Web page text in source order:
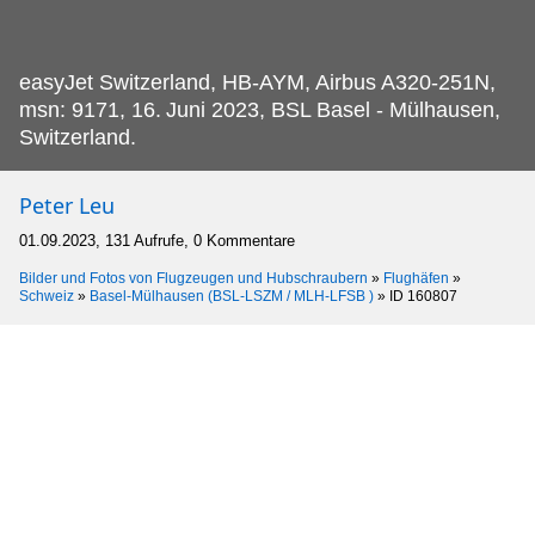
easyJet Switzerland, HB-AYM, Airbus A320-251N,
msn: 9171, 16. Juni 2023, BSL Basel - Mülhausen,
Switzerland.
Peter Leu
01.09.2023, 131 Aufrufe, 0 Kommentare
Bilder und Fotos von Flugzeugen und Hubschraubern » Flughäfen »
Schweiz » Basel-Mülhausen (BSL-LSZM / MLH-LFSB ) » ID 160807